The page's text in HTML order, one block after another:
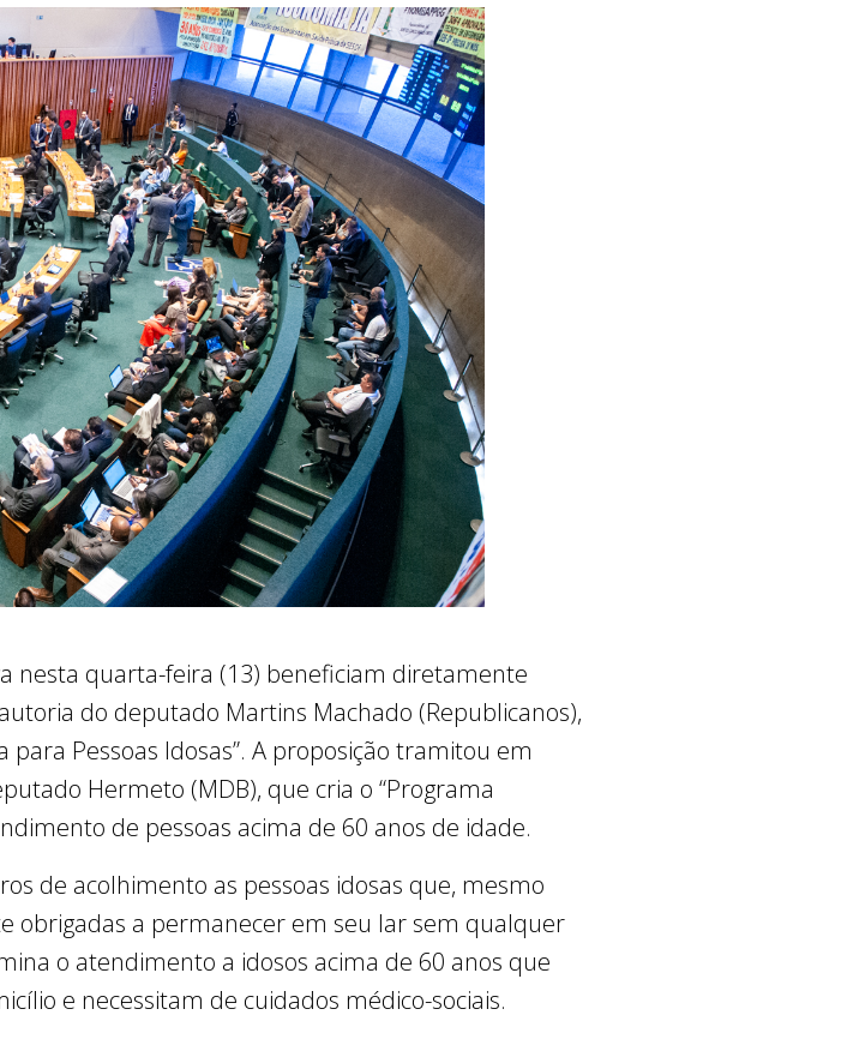
nesta quarta-feira (13) beneficiam diretamente
do deputado Martins Machado (Republicanos),
Pessoas Idosas”. A proposição tramitou em
Hermeto (MDB), que cria o “Programa
de pessoas acima de 60 anos de idade.
de acolhimento as pessoas idosas que, mesmo
obrigadas a permanecer em seu lar sem qualquer
o atendimento a idosos acima de 60 anos que
e necessitam de cuidados médico-sociais.